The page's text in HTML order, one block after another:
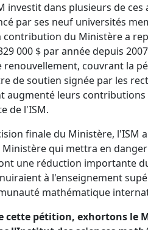
investit dans plusieurs de
par ses neuf universités
contribution du Ministère a
000 $ par année depuis
couvrant la
de soutien signée par les
augmenté leurs
de l'ISM.
finale du Ministère, l'ISM
qui mettra en
une réduction importante
à l'enseignement
mathématique
cette pétition, exhortons